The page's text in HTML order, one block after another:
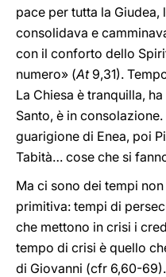
pace per tutta la Giudea,
consolidava e
con il conforto dello
numero» (At9,31).
La Chiesa è tranquilla,
Santo, è in
guarigione di Enea, poi
Tabità… cose che si
Ma ci sono dei tempi
primitiva: tempi di
che mettono in crisi i
tempo di crisi è quello
di Giovanni (cfr 6,60-